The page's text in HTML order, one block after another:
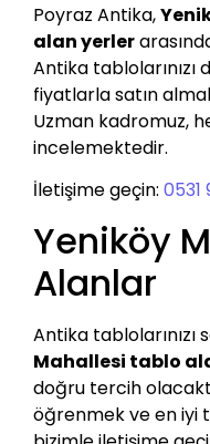
Poyraz Antika,
alan yerler
Antika
fiyatlarla satın
Uzman kadromuz,
incelemektedir.
İletişime geçin: 0531
Yeniköy
Alanlar
Antika tablolarınızı
Mahallesi tablo
doğru tercih
öğrenmek ve en iyi